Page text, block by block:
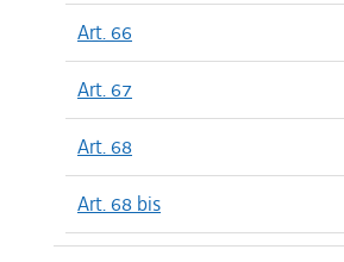
Art. 66
Art. 67
Art. 68
Art. 68 bis